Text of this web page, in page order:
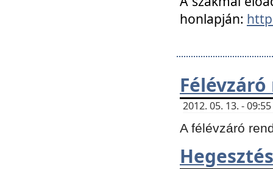
honlapján:
2012. 05. 13. -
A félévzáró